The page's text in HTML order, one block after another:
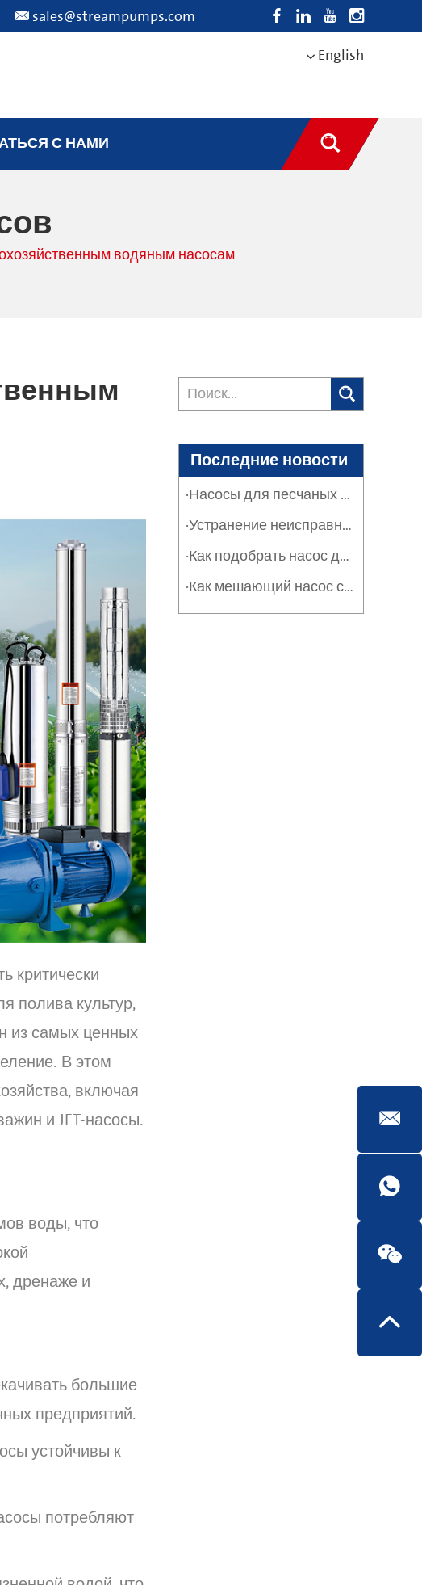
sales@streampumps.com
English
С НАМИ
водяным насосам
критически
полива культур,
из самых ценных
В этом
включая
и JET-насосы.
воды, что
дренаже и
большие
предприятий.
устойчивы к
потребляют
Последние новости
·Насосы для песчаных фильтров в промышленности и сельском хозяйстве: защита систем
·Устранение неисправностей насосов песчаных фильтров: руководство по обслуживанию
·Как подобрать насос для песчаного фильтра: расход, оборот и эффективность
·Как мешающий насос серии SPT решает проблему засорения тяжелыми отложениями и суспензиями